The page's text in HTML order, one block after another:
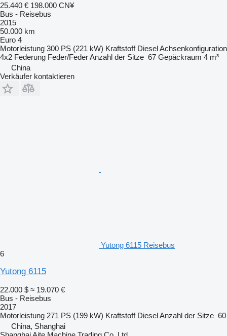
25.440 € 198.000 CN¥
Bus - Reisebus
2015
50.000 km
Euro 4
Motorleistung 300 PS (221 kW) Kraftstoff DieselAchsenkonfiguration
4x2 Federung Feder/FederAnzahl der Sitze 67 Gepäckraum 4 m³
China
Verkäufer kontaktieren
Yutong 6115 Reisebus
6
Yutong 6115
22.000 $ ≈ 19.070 €
Bus - Reisebus
2017
Motorleistung 271 PS (199 kW) Kraftstoff DieselAnzahl der Sitze 60
China, Shanghai